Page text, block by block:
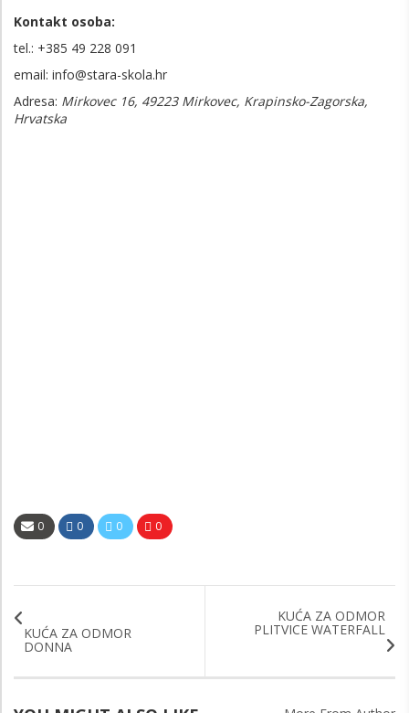
Kontakt osoba:
tel.: +385 49 228 091
email: info@stara-skola.hr
Adresa: Mirkovec 16, 49223 Mirkovec, Krapinsko-Zagorska,
Hrvatska
0 0 0 0
KUĆA ZA ODMOR
DONNA
KUĆA ZA ODMOR
PLITVICE WATERFALL